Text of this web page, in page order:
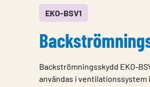
EKO-BSV1
Backströmningsskydd EKO-
användas i